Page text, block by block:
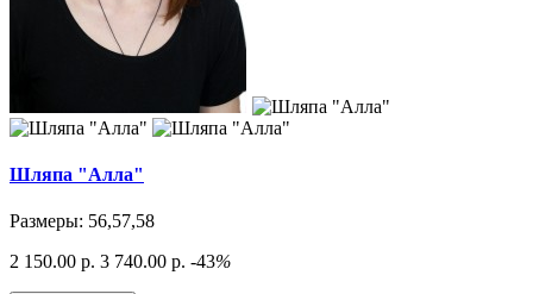
Шляпа "Алла"
Размеры: 56,57,58
2 150.00 р. 3 740.00 р. -43%